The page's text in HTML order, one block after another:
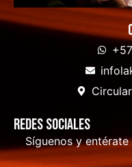
Redes sociales
Síguenos y